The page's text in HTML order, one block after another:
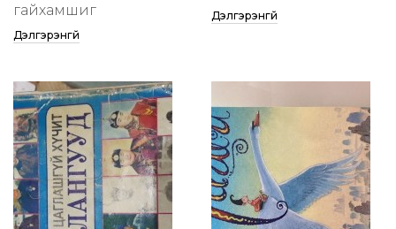
гайхамшиг
Дэлгэрэнгүй
Дэлгэрэнгүй